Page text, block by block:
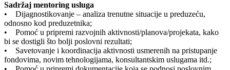
Sadržaj mentoring usluga
• Dijagnostikovanje – analiza trenutne situacije u preduzeću,
odnosno kod preduzetnika;
• Pomoć u pripremi razvojnih aktivnosti/planova/projekata, kako
bi se dostigli što bolji poslovni rezultati;
• Savetovanje i koordinacija aktivnosti usmerenih na pristupanje
fondovima, novim tehnologijama, konsultantskim uslugama itd.;